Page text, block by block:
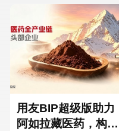
用友BIP超级版助力
阿如拉藏医药，构建